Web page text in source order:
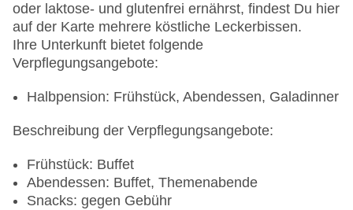
oder laktose- und glutenfrei ernährst, findest Du hier
auf der Karte mehrere köstliche Leckerbissen.
Ihre Unterkunft bietet folgende
Verpflegungsangebote:
Halbpension: Frühstück, Abendessen, Galadinner
Beschreibung der Verpflegungsangebote:
Frühstück: Buffet
Abendessen: Buffet, Themenabende
Snacks: gegen Gebühr